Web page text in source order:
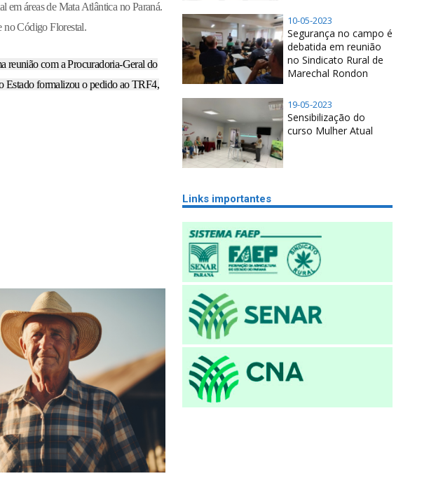
em áreas de Mata Atlântica no Paraná.
no Código Florestal.
reunião com a Procuradoria-Geral do
Estado formalizou o pedido ao TRF4,
10-05-2023
Segurança no campo é
debatida em reunião
no Sindicato Rural de
Marechal Rondon
19-05-2023
Sensibilização do
curso Mulher Atual
Links importantes